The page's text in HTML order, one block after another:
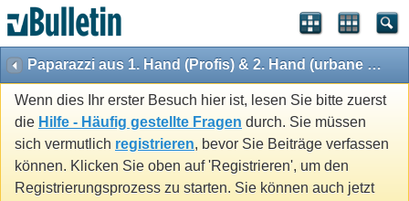
Paparazzi aus 1. Hand (Profis) & 2. Hand (urbane Mythen)
Wenn dies Ihr erster Besuch hier ist, lesen Sie bitte zuerst
die Hilfe - Häufig gestellte Fragen durch. Sie müssen
sich vermutlich registrieren, bevor Sie Beiträge verfassen
können. Klicken Sie oben auf 'Registrieren', um den
Registrierungsprozess zu starten. Sie können auch jetzt